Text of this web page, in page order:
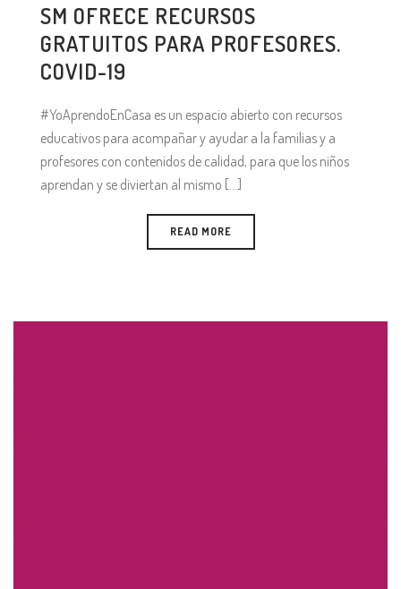
SM OFRECE RECURSOS
GRATUITOS PARA PROFESORES.
COVID-19
#YoAprendoEnCasa es un espacio abierto con recursos
educativos para acompañar y ayudar a la familias y a
profesores con contenidos de calidad, para que los niños
aprendan y se diviertan al mismo [...]
READ MORE